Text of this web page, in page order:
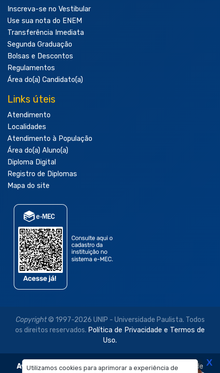
Utilizamos cookies para aprimorar a experiência de
Inscreva-se no Vestibular
Use sua nota do ENEM
Transferência Imediata
Segunda Graduação
Bolsas e Descontos
Regulamentos
Área do(a) Candidato(a)
Links úteis
Atendimento
Localidades
Atendimento à População
Área do(a) Aluno(a)
Diploma Digital
Registro de Diplomas
Mapa do site
Copyright© 1997-2026 UNIP - Universidade Paulista. Todos
os direitos reservados. Política de Privacidade e Termos de
Uso.
Aviso Legal: As imagens disponibilizadas neste site são de X